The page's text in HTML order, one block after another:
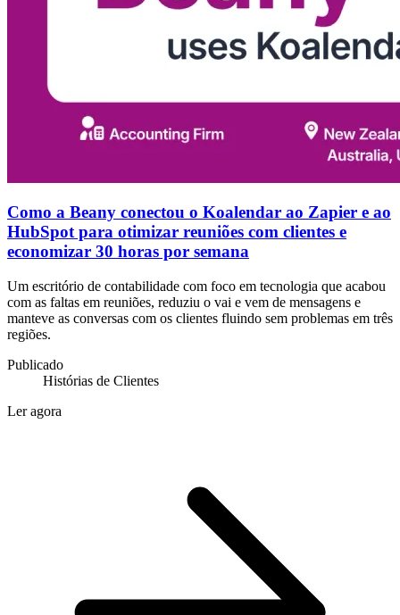
Como a Beany conectou o Koalendar ao Zapier e ao
HubSpot para otimizar reuniões com clientes e
economizar 30 horas por semana
Um escritório de contabilidade com foco em tecnologia que acabou
com as faltas em reuniões, reduziu o vai e vem de mensagens e
manteve as conversas com os clientes fluindo sem problemas em três
regiões.
Publicado
Histórias de Clientes
Ler agora